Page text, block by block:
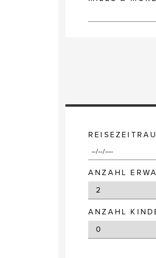
ANZAHL
ANZAHL